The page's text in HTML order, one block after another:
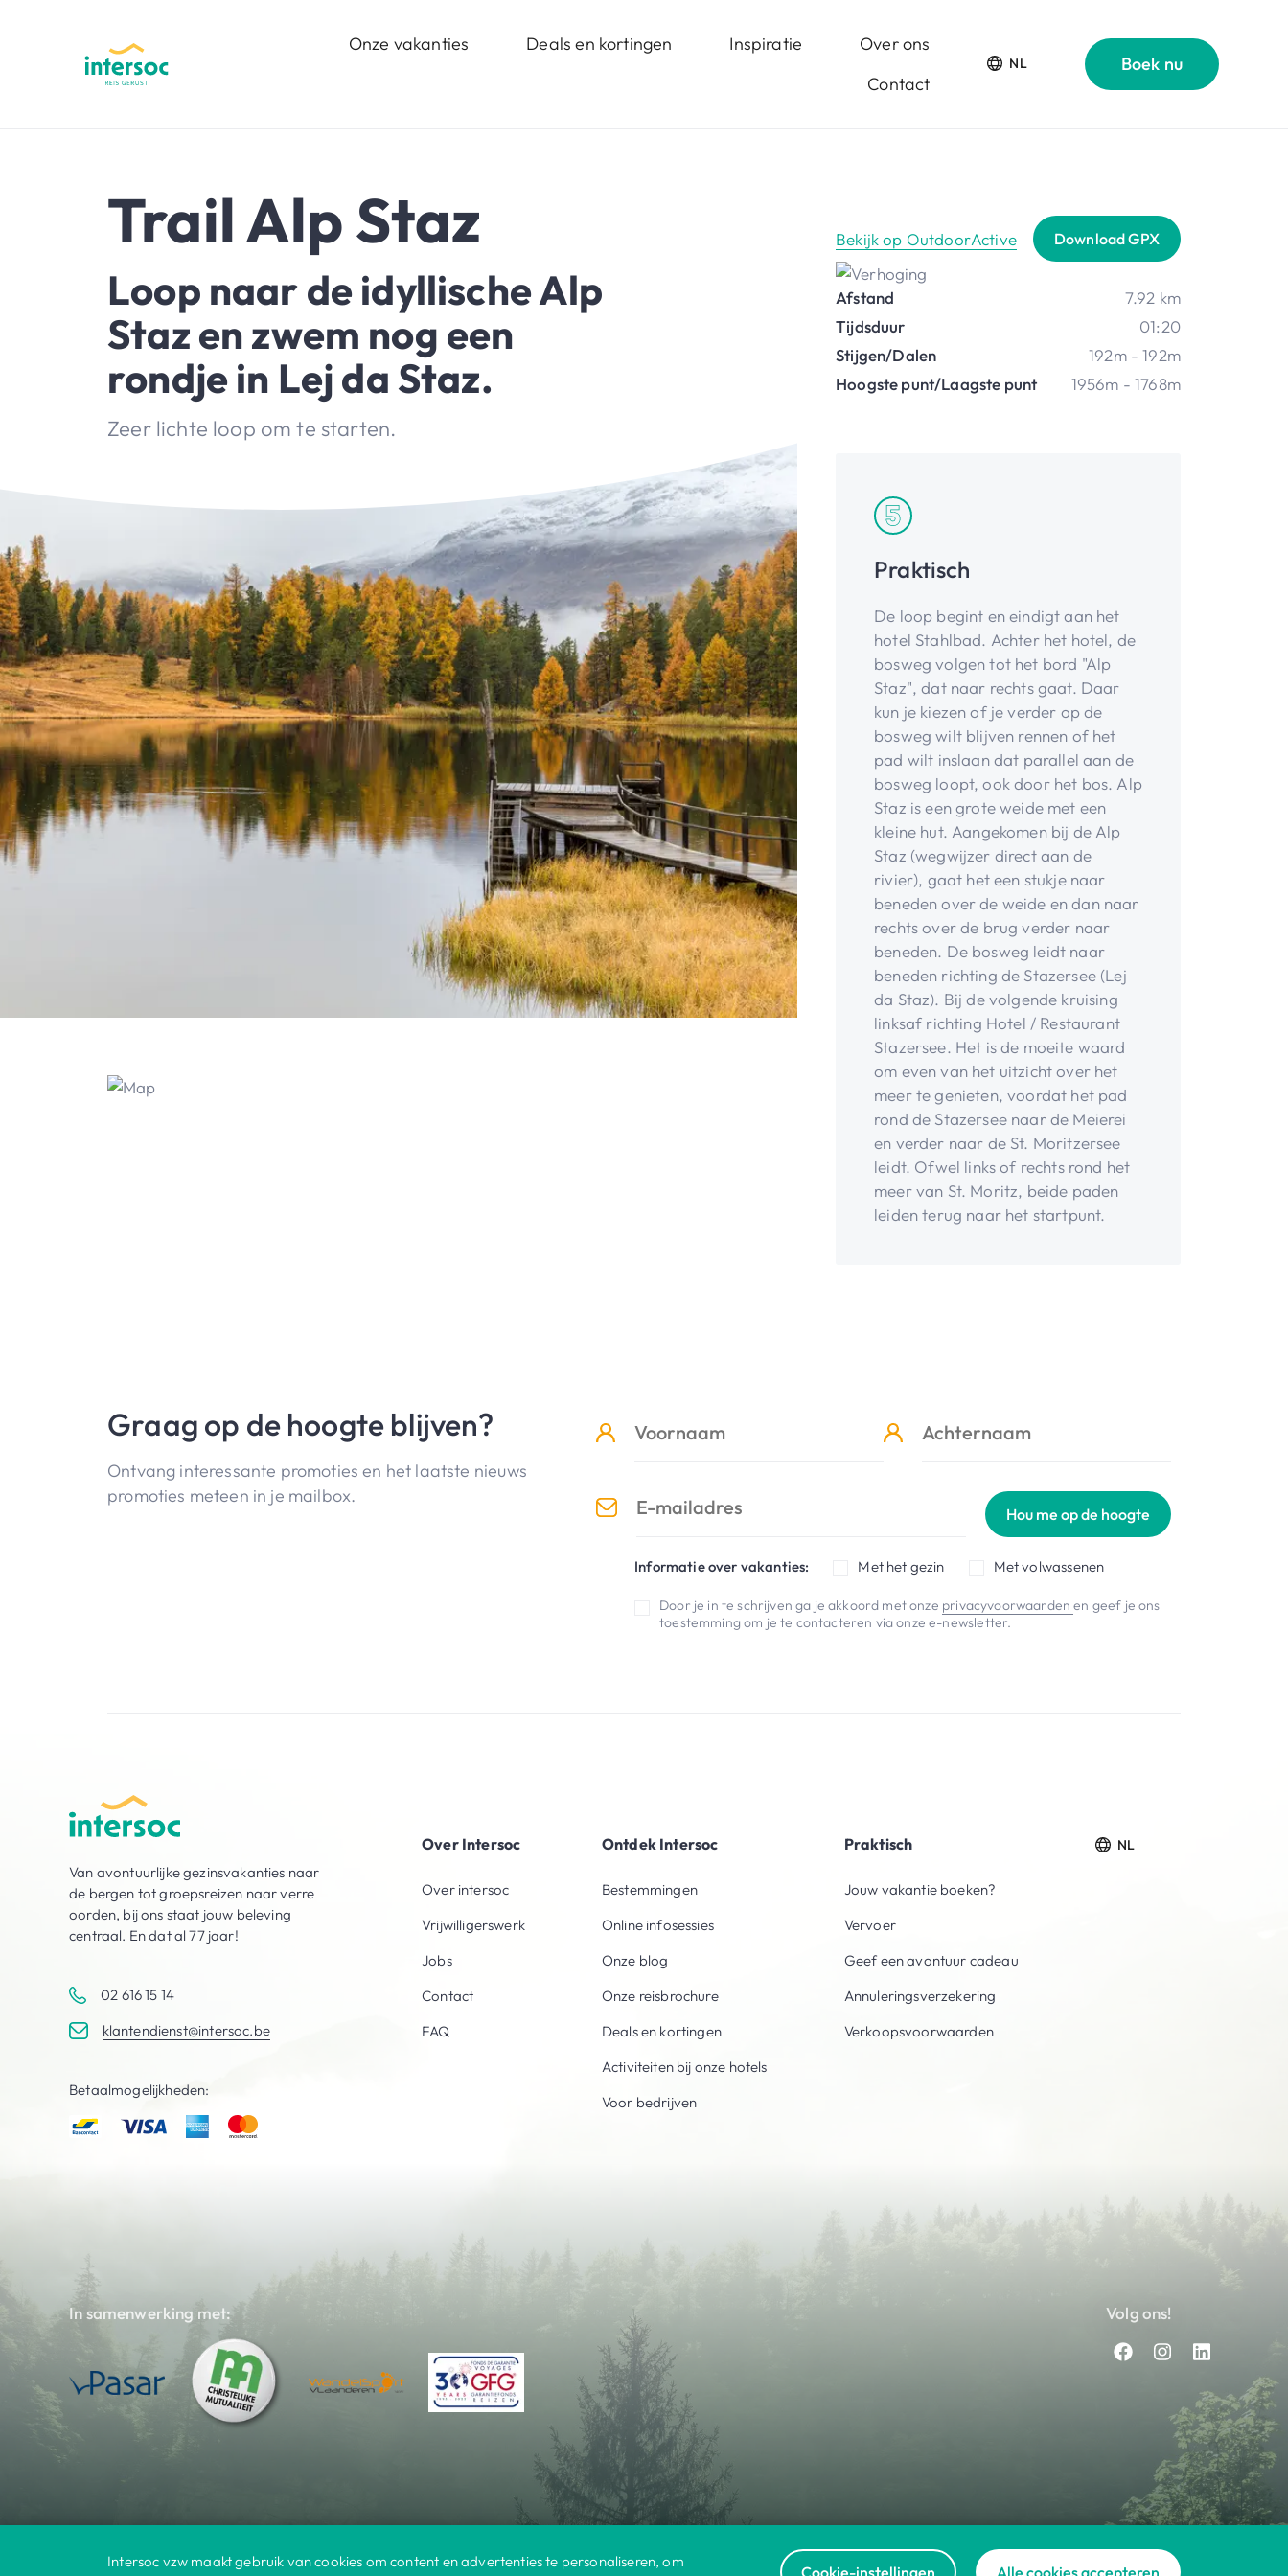
Onze vakanties Deals en kortingen Inspiratie
Over ons
Contact
NL Boek nu
Trail Alp Staz
Loop naar de idyllische Alp
Staz en zwem nog een
rondje in Lej da Staz.
Zeer lichte loop om te starten.
Bekijk op OutdoorActive Download GPX
Afstand
7.92 km
Tijdsduur
01:20
Stijgen/Dalen
192m - 192m
Hoogste punt/Laagste punt
1956m - 1768m
Praktisch
De loop begint en eindigt aan het
hotel Stahlbad. Achter het hotel, de
bosweg volgen tot het bord "Alp
Staz", dat naar rechts gaat. Daar
kun je kiezen of je verder op de
bosweg wilt blijven rennen of het
pad wilt inslaan dat parallel aan de
bosweg loopt, ook door het bos. Alp
Staz is een grote weide met een
kleine hut. Aangekomen bij de Alp
Staz (wegwijzer direct aan de
rivier), gaat het een stukje naar
beneden over de weide en dan naar
rechts over de brug verder naar
beneden. De bosweg leidt naar
beneden richting de Stazersee (Lej
da Staz). Bij de volgende kruising
linksaf richting Hotel / Restaurant
Stazersee. Het is de moeite waard
om even van het uitzicht over het
meer te genieten, voordat het pad
rond de Stazersee naar de Meierei
en verder naar de St. Moritzersee
leidt. Ofwel links of rechts rond het
meer van St. Moritz, beide paden
leiden terug naar het startpunt.
Graag op de hoogte blijven?
Ontvang interessante promoties en het laatste nieuws
promoties meteen in je mailbox.
Hou me op de hoogte
Informatie over vakanties: Met het gezin Met volwassenen
Door je in te schrijven ga je akkoord met onze privacyvoorwaardenen geef je ons
toestemming om je te contacteren via onze e-newsletter.
Van avontuurlijke gezinsvakanties naar
de bergen tot groepsreizen naar verre
oorden, bij ons staat jouw beleving
centraal. En dat al 77 jaar!
02 616 15 14
klantendienst@intersoc.be
Betaalmogelijkheden:
Over Intersoc
Over intersoc
Vrijwilligerswerk
Jobs
Contact
FAQ
Ontdek Intersoc
Bestemmingen
Online infosessies
Onze blog
Onze reisbrochure
Deals en kortingen
Activiteiten bij onze hotels
Voor bedrijven
Praktisch
Jouw vakantie boeken?
Vervoer
Geef een avontuur cadeau
Annuleringsverzekering
Verkoopsvoorwaarden
NL
In samenwerking met: Volg ons!
Intersoc vzw maakt gebruik van cookies om content en advertenties te personaliseren, om
Cookie-instellingen Alle cookies accepteren